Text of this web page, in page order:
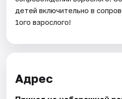
детей включительно в
1ого взрослого!
Адрес